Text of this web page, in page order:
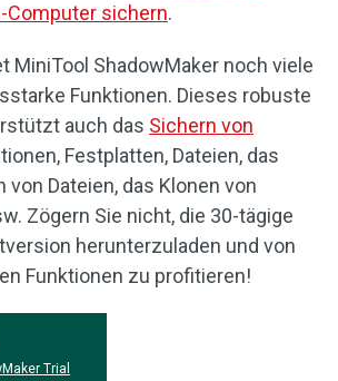
Computer sichern.
MiniTool ShadowMaker noch viele
Funktionen. Dieses robuste
auch das Sichern von
Festplatten, Dateien, das
von Dateien, das Klonen von
Zögern Sie nicht, die 30-tägige
herunterzuladen und von
Funktionen zu profitieren!
Trial